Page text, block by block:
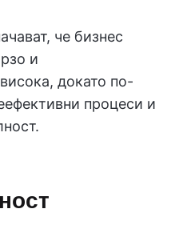
че бизнес
и
докато по-
процеси и